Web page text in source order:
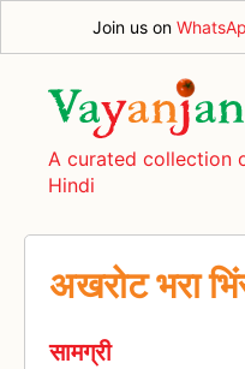
Join us on
A curated collection
Hindi
अखरोट भरा
सामग्री